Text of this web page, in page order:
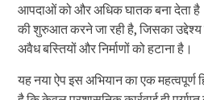
आपदाओं को और अधिक घातक बना देता
की शुरुआत करने जा रही है, जिसका
अवैध बस्तियों और निर्माणों को हटाना है।
यह नया ऐप इस अभियान का एक महत्वपूर्ण